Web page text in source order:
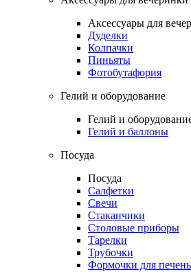
Аксессуары для
Дуделки
Колпачки
Пиньяты
Фотобутафория
Гелий и оборудование
Гелий и
Гелий и баллоны
Посуда
Посуда
Салфетки
Свечи
Стаканчики
Столовые приборы
Тарелки
Трубочки
Формочки для